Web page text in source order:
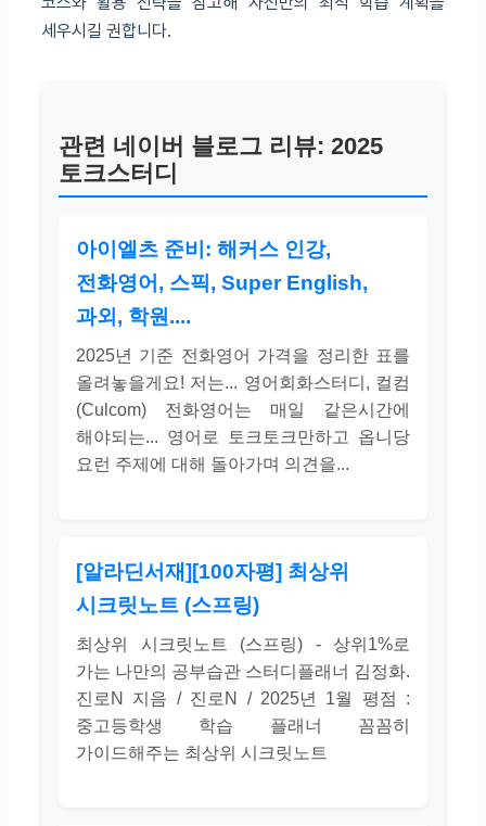
세우시길 권합니다.
관련 네이버 블로그 리뷰: 2025
토크스터디
아이엘츠 준비: 해커스 인강,
전화영어, 스픽, Super English,
과외, 학원....
2025년 기준 전화영어 가격을 정리한 표를
올려놓을게요! 저는... 영어회화스터디, 컬컴
(Culcom) 전화영어는 매일 같은시간에
해야되는... 영어로 토크토크만하고 옵니당
요런 주제에 대해 돌아가며 의견을...
[알라딘서재][100자평] 최상위
시크릿노트 (스프링)
최상위 시크릿노트 (스프링) - 상위1%로
가는 나만의 공부습관 스터디플래너 김정화.
진로N 지음 / 진로N / 2025년 1월 평점 :
중고등학생 학습 플래너 꼼꼼히
가이드해주는 최상위 시크릿노트